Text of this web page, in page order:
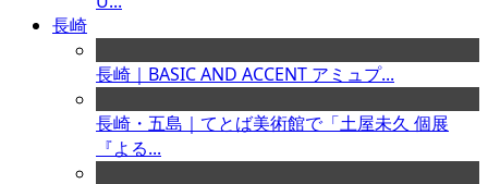
長崎
長崎｜BASIC AND ACCENT アミュプ...
長崎・五島｜てとば美術館で「土屋未久 個展
『よる...